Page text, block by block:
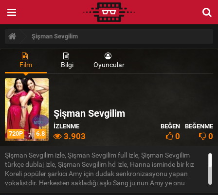
Şişman Sevgilim
Film Bilgi Oyuncular
720P 6.8
Şişman Sevgilim
İZLENME
3.903
BEĞENME
0
BEĞEN
0
Şişman Sevgilim izle, Şişman Sevgilim full izle, Şişman Sevgilim
türkçe dublaj izle, Şişman Sevgilim hd izle, Hanna isminde bir kız
Koreli popüler şarkıcı Amy için dudak senkronizasyonu yapan
vokalistdir. Herkesten sakladığı aşkı Sang ju nun Amy ye onu